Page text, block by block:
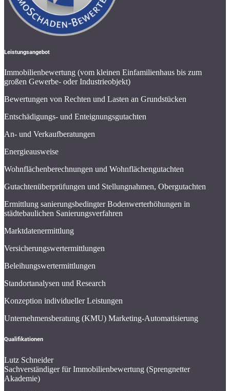
Leistungsangebot
Immobilienbewertung (vom kleinen Einfamilienhaus bis zum
großen Gewerbe- oder Industrieobjekt)
Bewertungen von Rechten und Lasten an Grundstücken
Entschädigungs- und Enteignungsgutachten
An- und Verkaufberatungen
Energieausweise
Wohnflächenberechnungen und Wohnflächengutachten
Gutachtenüberprüfungen und Stellungnahmen, Obergutachten
Ermittlung sanierungsbedingter Bodenwerterhöhungen in
städtebaulichen Sanierungsverfahren
Marktdatenermittlung
Versicherungswertermittlungen
Beleihungswertermittlungen
Standortanalysen und Research
Konzeption individueller Leistungen
Unternehmensberatung (KMU) Marketing-Automatisierung
Qualifikationen
Lutz Schneider
Sachverständiger für Immobilienbewertung (Sprengnetter
Akademie)